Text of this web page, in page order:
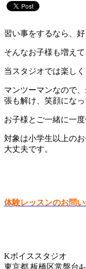
習い事をするなら、
そんなお子様も増えて
当スタジオでは楽し
マンツーマンなので
張も解け、笑顔にな
お子様とご一緒に一
対象は小学生以上の
大丈夫です。
体験レッスンのお問
Kボイススタジオ
東京都 板橋区常盤台